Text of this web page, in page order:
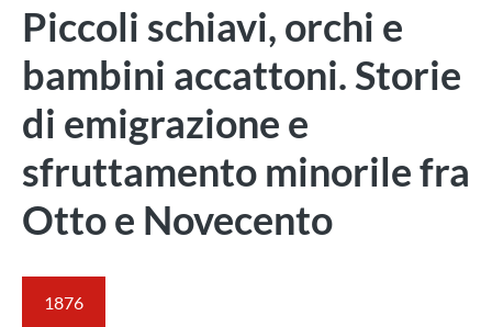
Piccoli schiavi, orchi e
bambini accattoni. Storie
di emigrazione e
sfruttamento minorile fra
Otto e Novecento
1876